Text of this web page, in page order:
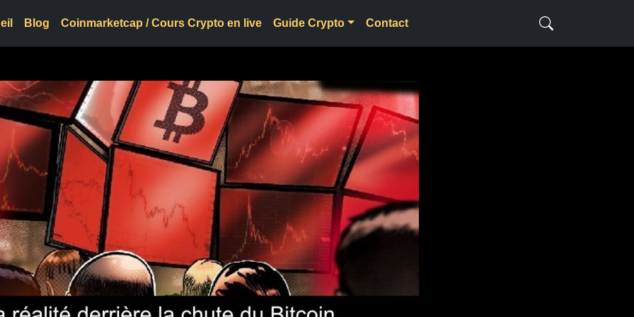
Blog Coinmarketcap / Cours Crypto en live Guide Crypto Contact